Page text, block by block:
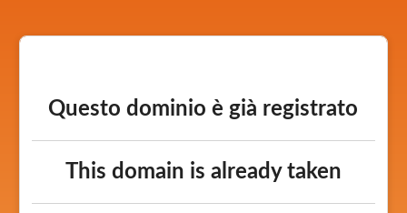
Questo dominio è già registrato
This domain is already taken